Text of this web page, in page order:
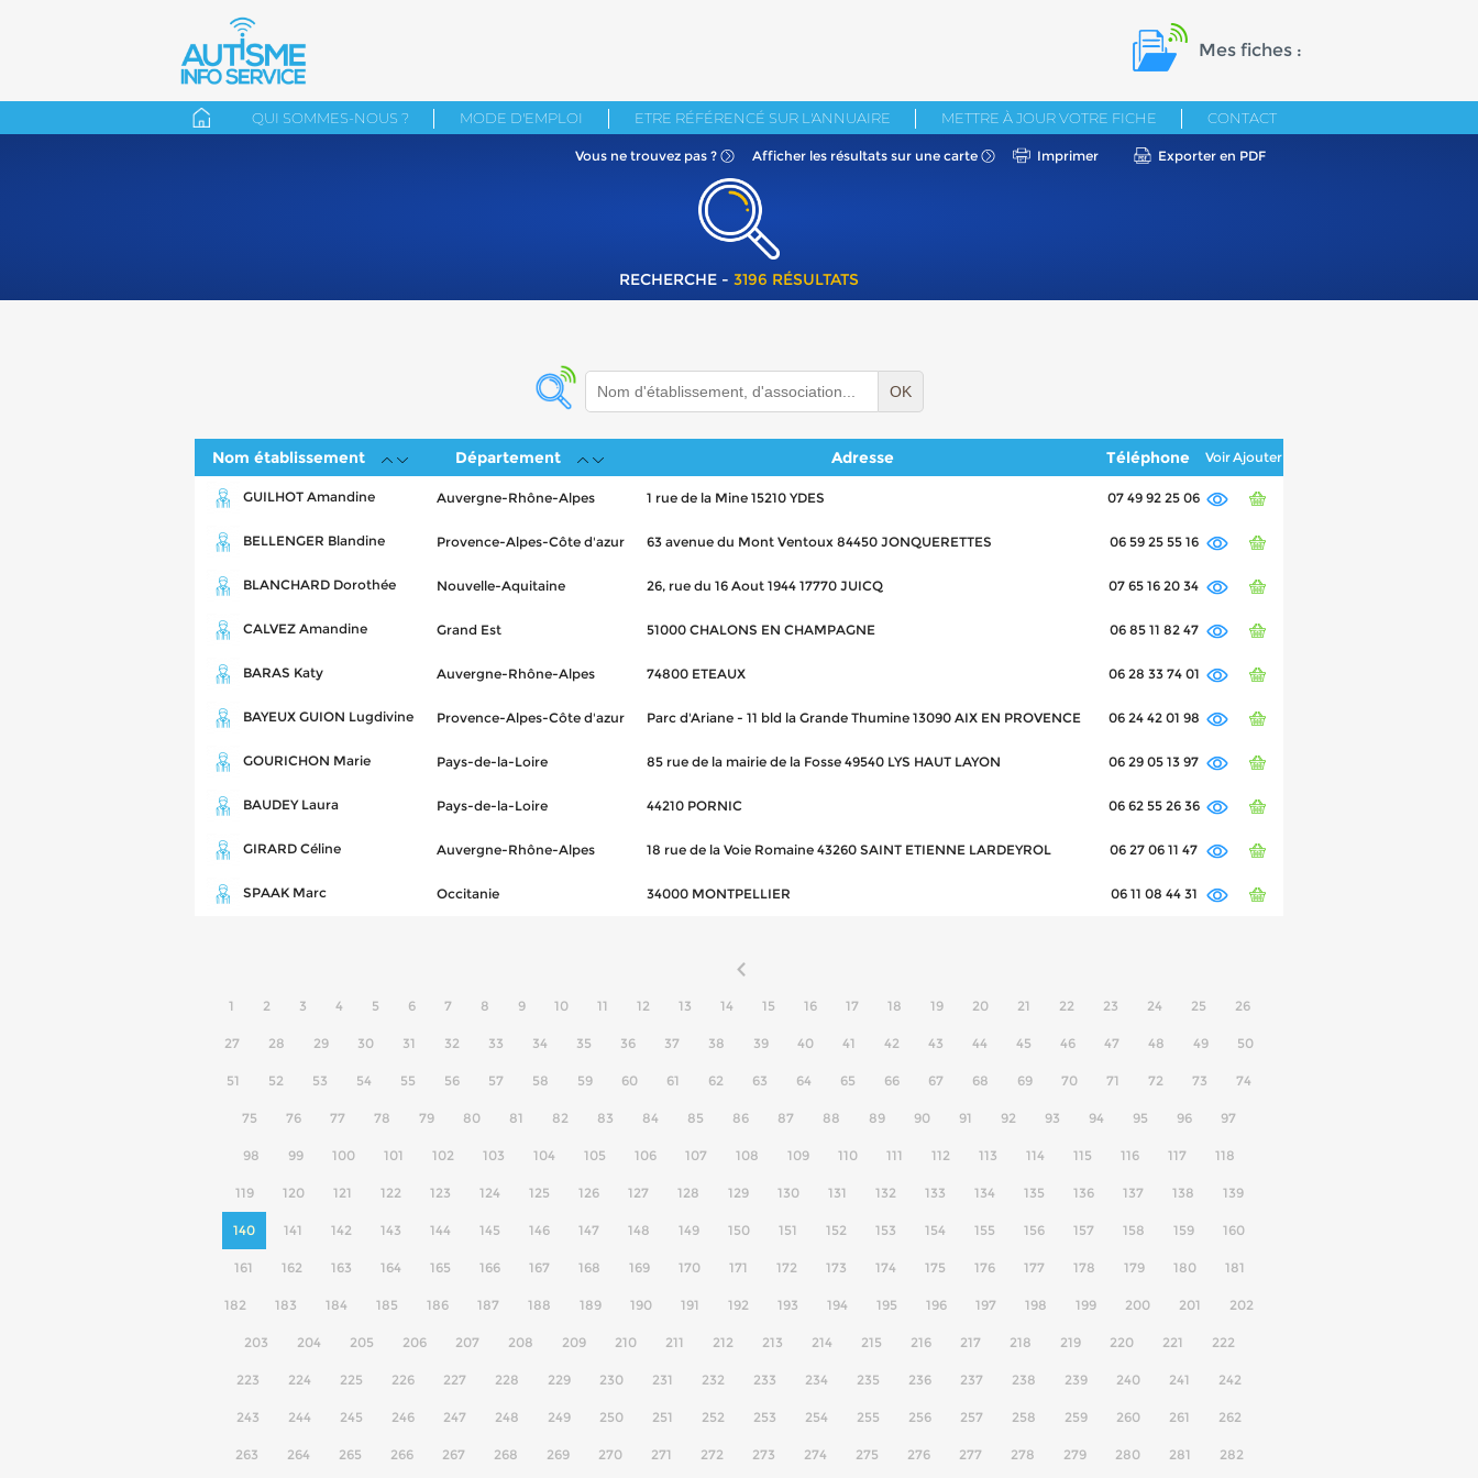
Mes fiches :
QUI SOMMES-NOUS ? MODE D'EMPLOI ETRE RÉFÉRENCÉ SUR L'ANNUAIRE METTRE À JOUR VOTRE FICHE CONTACT
Vous ne trouvez pas ? Afficher les résultats sur une carte Imprimer Exporter en PDF
RECHERCHE - 3196 RÉSULTATS
OK
Nom établissement Département Adresse Téléphone VoirAjouter
GUILHOT Amandine Auvergne-Rhône-Alpes 1 rue de la Mine 15210 YDES 07 49 92 25 06
BELLENGER Blandine Provence-Alpes-Côte d'azur 63 avenue du Mont Ventoux 84450 JONQUERETTES 06 59 25 55 16
BLANCHARD Dorothée Nouvelle-Aquitaine 26, rue du 16 Aout 1944 17770 JUICQ 07 65 16 20 34
CALVEZ Amandine Grand Est 51000 CHALONS EN CHAMPAGNE 06 85 11 82 47
BARAS Katy Auvergne-Rhône-Alpes 74800 ETEAUX 06 28 33 74 01
BAYEUX GUION Lugdivine Provence-Alpes-Côte d'azur Parc d'Ariane - 11 bld la Grande Thumine 13090 AIX EN PROVENCE 06 24 42 01 98
GOURICHON Marie Pays-de-la-Loire 85 rue de la mairie de la Fosse 49540 LYS HAUT LAYON 06 29 05 13 97
BAUDEY Laura Pays-de-la-Loire 44210 PORNIC 06 62 55 26 36
GIRARD Céline Auvergne-Rhône-Alpes 18 rue de la Voie Romaine 43260 SAINT ETIENNE LARDEYROL 06 27 06 11 47
SPAAK Marc Occitanie 34000 MONTPELLIER 06 11 08 44 31
1 2 3 4 5 6 7 8 9 10 11 12 13 14 15 16 17 18 19 20 21 22 23 24 25 26
27 28 29 30 31 32 33 34 35 36 37 38 39 40 41 42 43 44 45 46 47 48 49 50
51 52 53 54 55 56 57 58 59 60 61 62 63 64 65 66 67 68 69 70 71 72 73 74
75 76 77 78 79 80 81 82 83 84 85 86 87 88 89 90 91 92 93 94 95 96 97
98 99 100 101 102 103 104 105 106 107 108 109 110 111 112 113 114 115 116 117 118
119 120 121 122 123 124 125 126 127 128 129 130 131 132 133 134 135 136 137 138 139
140 141 142 143 144 145 146 147 148 149 150 151 152 153 154 155 156 157 158 159 160
161 162 163 164 165 166 167 168 169 170 171 172 173 174 175 176 177 178 179 180 181
182 183 184 185 186 187 188 189 190 191 192 193 194 195 196 197 198 199 200 201 202
203 204 205 206 207 208 209 210 211 212 213 214 215 216 217 218 219 220 221 222
223 224 225 226 227 228 229 230 231 232 233 234 235 236 237 238 239 240 241 242
243 244 245 246 247 248 249 250 251 252 253 254 255 256 257 258 259 260 261 262
263 264 265 266 267 268 269 270 271 272 273 274 275 276 277 278 279 280 281 282